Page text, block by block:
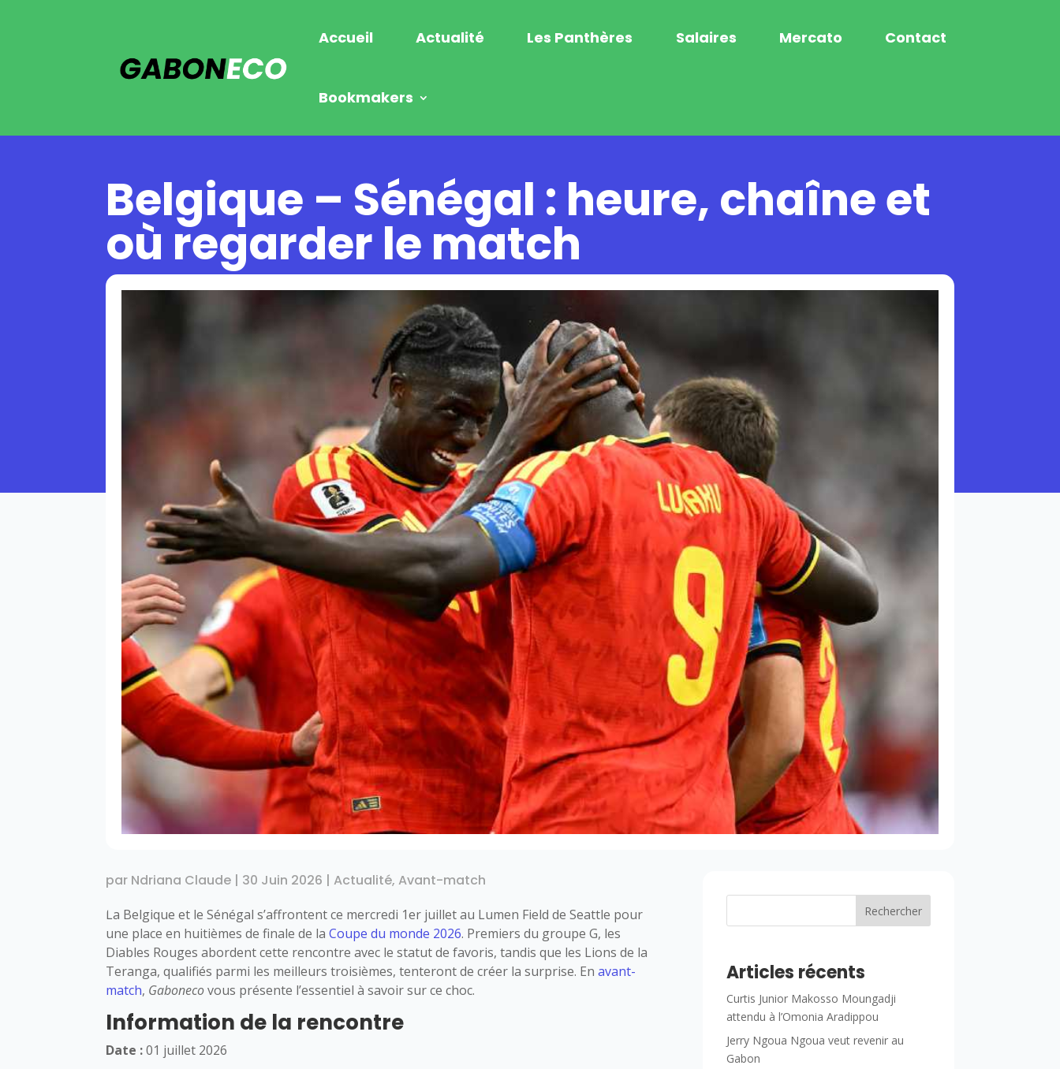
Accueil Actualité Les Panthères Salaires Mercato Contact
Bookmakers
Belgique – Sénégal : heure, chaîne et
où regarder le match
par Ndriana Claude | 30 Juin 2026 |Actualité,Avant-match
La Belgique et le Sénégal s’affrontent ce mercredi 1er juillet au Lumen Field de Seattle pour
une place en huitièmes de finale de laCoupe du monde 2026. Premiers du groupe G, les
Diables Rouges abordent cette rencontre avec le statut de favoris, tandis que les Lions de la
Teranga, qualifiés parmi les meilleurs troisièmes, tenteront de créer la surprise. Enavant-
match, Gabonecovous présente l’essentiel à savoir sur ce choc.
Information de la rencontre
Date :01 juillet 2026
Rechercher
Articles récents
Curtis Junior Makosso Moungadji
attendu à l’Omonia Aradippou
Jerry Ngoua Ngoua veut revenir au
Gabon